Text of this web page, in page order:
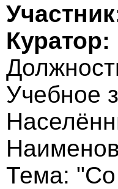
Учебное
Тема: "Со